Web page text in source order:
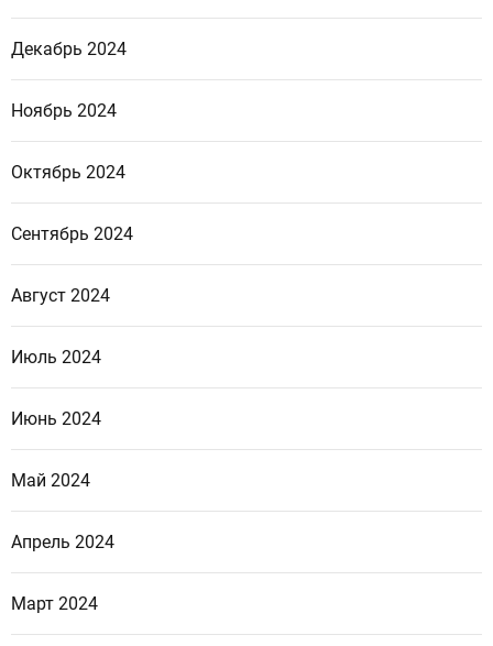
Декабрь 2024
Ноябрь 2024
Октябрь 2024
Сентябрь 2024
Август 2024
Июль 2024
Июнь 2024
Май 2024
Апрель 2024
Март 2024